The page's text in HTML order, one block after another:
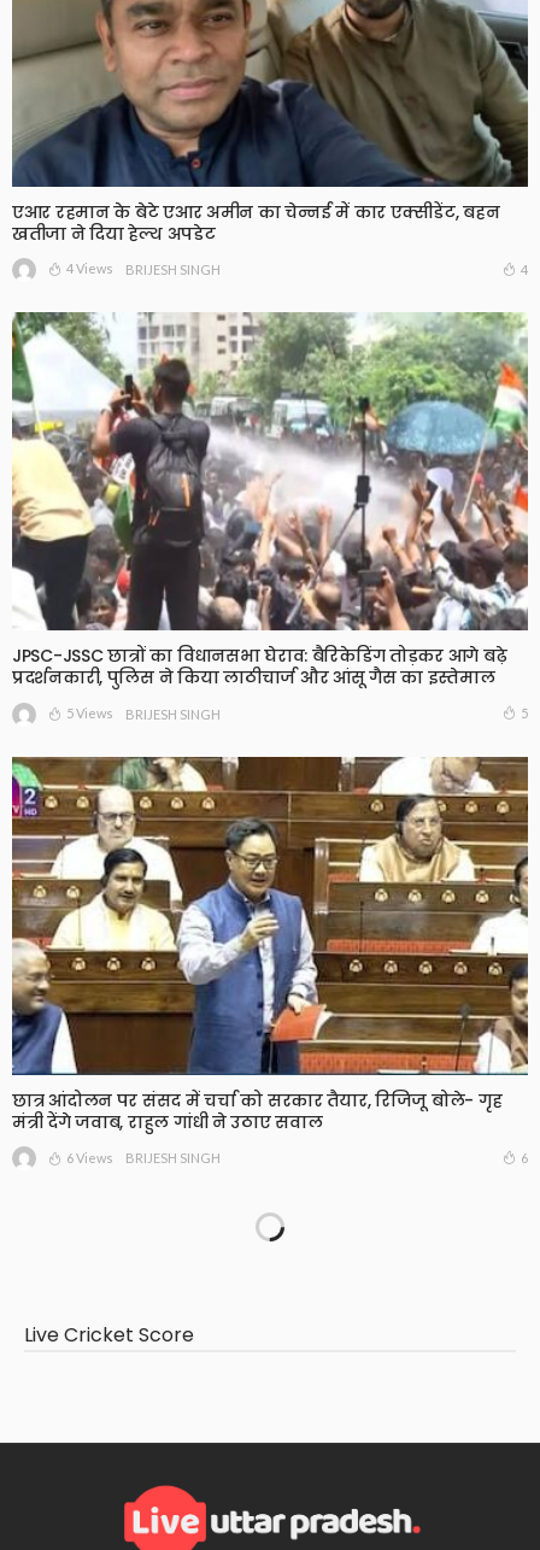
एआर रहमान के बेटे एआर अमीन का चेन्नई में कार एक्सीडेंट, बहन
खतीजा ने दिया हेल्थ अपडेट
4 Views BRIJESH SINGH 4
JPSC-JSSC छात्रों का विधानसभा घेराव: बैरिकेडिंग तोड़कर आगे बढ़े
प्रदर्शनकारी, पुलिस ने किया लाठीचार्ज और आंसू गैस का इस्तेमाल
5 Views BRIJESH SINGH 5
छात्र आंदोलन पर संसद में चर्चा को सरकार तैयार, रिजिजू बोले- गृह
मंत्री देंगे जवाब, राहुल गांधी ने उठाए सवाल
6 Views BRIJESH SINGH 6
Live Cricket Score